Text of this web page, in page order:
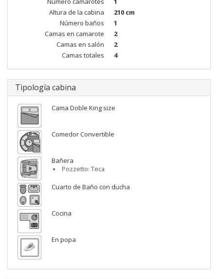
Altura de la cabina
210 cm
Número baños
1
Camas en camarote
2
Camas en salón
2
Camas totales
4
Tipología cabina
Cama Doble King size
Comedor Convertible
Bañera
Pozzetto: Teca
Cuarto de Baño con ducha
Cocina
En popa